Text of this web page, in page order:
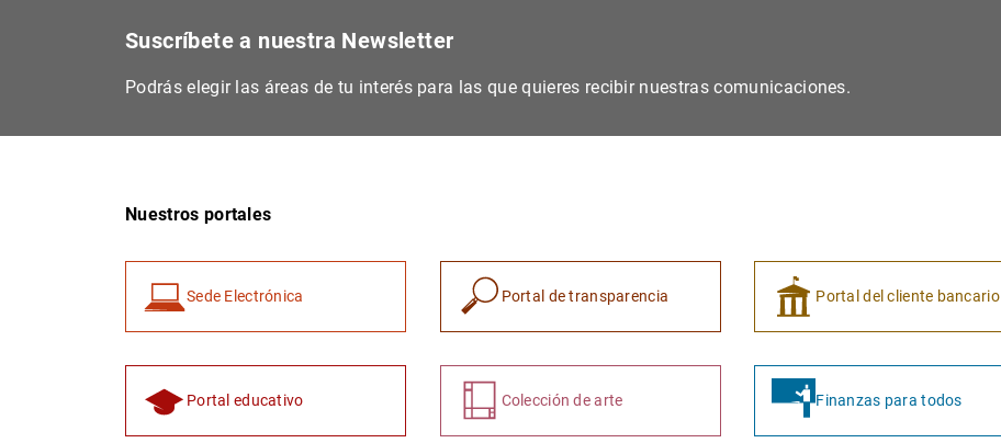
Suscríbete a nuestra Newsletter
Podrás elegir las áreas de tu interés para las que quieres recibir nuestras comunicaciones.
Nuestros portales
Sede Electrónica Portal de transparencia Portal del cliente bancario
Portal educativo Colección de arte Finanzas para todos